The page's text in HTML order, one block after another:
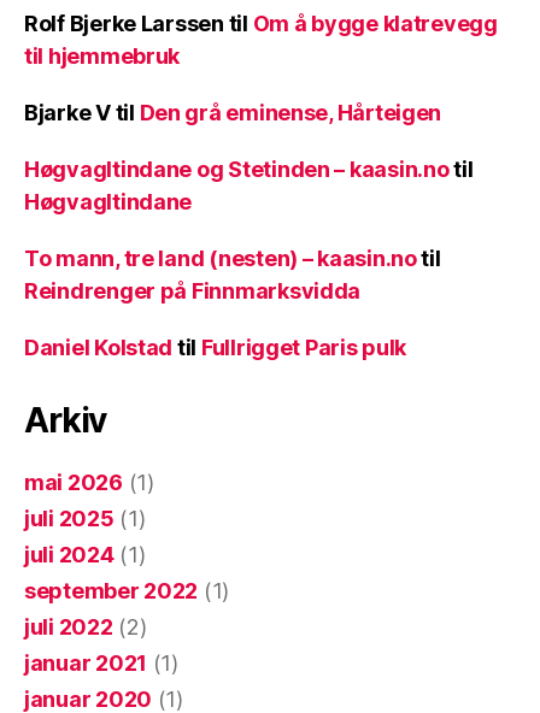
Rolf Bjerke Larssen til Om å bygge klatrevegg
til hjemmebruk
Bjarke Vtil Den grå eminense, Hårteigen
Høgvagltindane og Stetinden – kaasin.notil
Høgvagltindane
To mann, tre land (nesten) – kaasin.notil
Reindrenger på Finnmarksvidda
Daniel Kolstad til Fullrigget Paris pulk
Arkiv
mai 2026 (1)
juli 2025 (1)
juli 2024(1)
september 2022 (1)
juli 2022 (2)
januar 2021 (1)
januar 2020 (1)